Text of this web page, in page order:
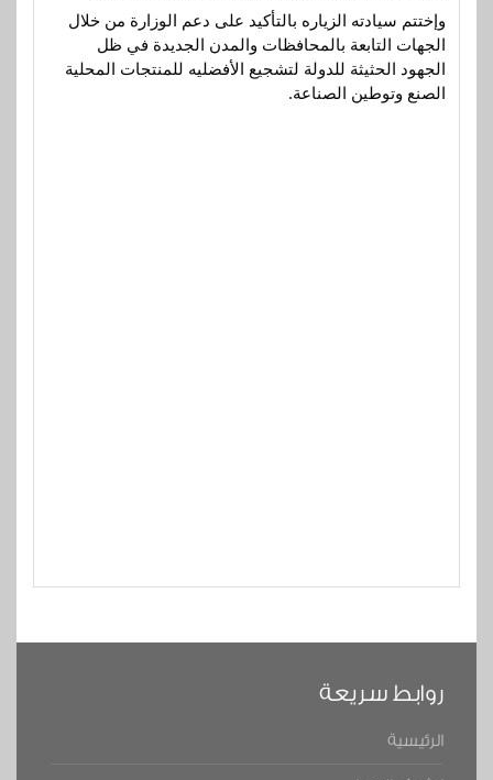
وإختتم سيادته الزياره بالتأكيد على دعم الوزارة من خلال
الجهات التابعة بالمحافظات والمدن الجديدة في ظل
الجهود الحثيثة للدولة لتشجيع الأفضليه للمنتجات المحلية
الصنع وتوطين الصناعة.
روابط سريعة
الرئيسية